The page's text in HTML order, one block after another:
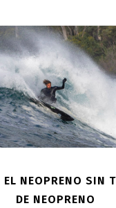
EL NEOPRENO SIN
DE NEOPRENO